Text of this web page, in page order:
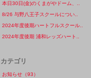
本日30日(金)のくまがやドーム、..
8/26 与野八王子スクールについ..
2024年度後期ハートフルスクール..
2024年度後期 浦和レッズハート..
カテゴリ
お知らせ（93）